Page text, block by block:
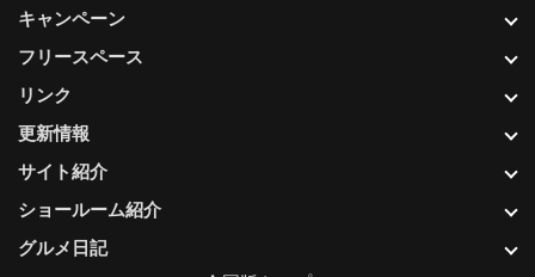
更新情報
サイト紹介
ショールーム紹介
グルメ日記
キャンペーン
フリースペース
リンク